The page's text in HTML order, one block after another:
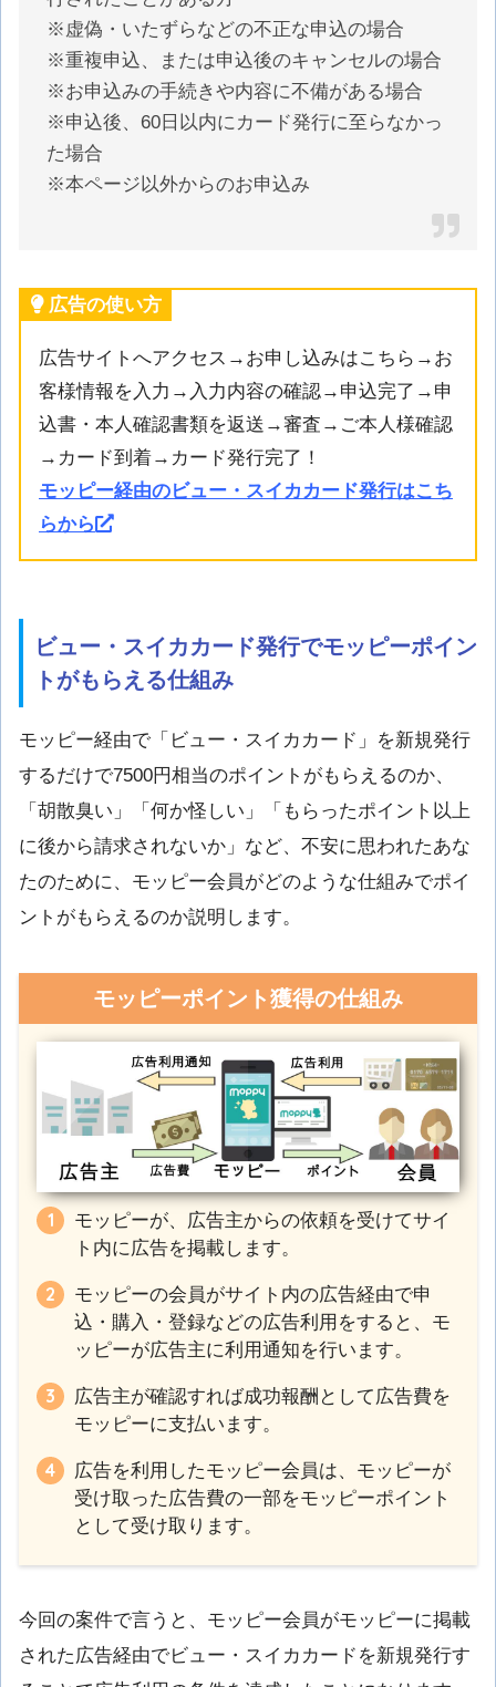
※虚偽・いたずらなどの不正な申込の場合
※重複申込、または申込後のキャンセルの場合
※お申込みの手続きや内容に不備がある場合
※申込後、60日以内にカード発行に至らなかっ
た場合
※本ページ以外からのお申込み
広告の使い方
広告サイトへアクセス→お申し込みはこちら→お
客様情報を入力→入力内容の確認→申込完了→申
込書・本人確認書類を返送→審査→ご本人様確認
→カード到着→カード発行完了！
モッピー経由のビュー・スイカカード発行はこち
らから
ビュー・スイカカード発行でモッピーポイン
トがもらえる仕組み
モッピー経由で「ビュー・スイカカード」を新規発行
するだけで7500円相当のポイントがもらえるのか、
「胡散臭い」「何か怪しい」「もらったポイント以上
に後から請求されないか」など、不安に思われたあな
たのために、モッピー会員がどのような仕組みでポイ
ントがもらえるのか説明します。
モッピーポイント獲得の仕組み
モッピーが、広告主からの依頼を受けてサイ
ト内に広告を掲載します。
モッピーの会員がサイト内の広告経由で申
込・購入・登録などの広告利用をすると、モ
ッピーが広告主に利用通知を行います。
広告主が確認すれば成功報酬として広告費を
モッピーに支払います。
広告を利用したモッピー会員は、モッピーが
受け取った広告費の一部をモッピーポイント
として受け取ります。
今回の案件で言うと、モッピー会員がモッピーに掲載
された広告経由でビュー・スイカカードを新規発行す